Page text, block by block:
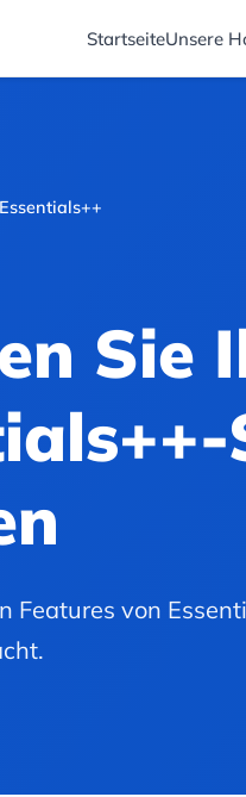
StartseiteUnsere
Essentials++
Sie
Features von